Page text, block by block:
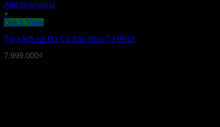
Add to wishlist
+
Quick View
Túi xách nữ Da Cá Sấu Hoa Cà 0012
7.999.000₫